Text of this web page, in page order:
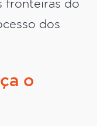
fronteiras do
dos
o